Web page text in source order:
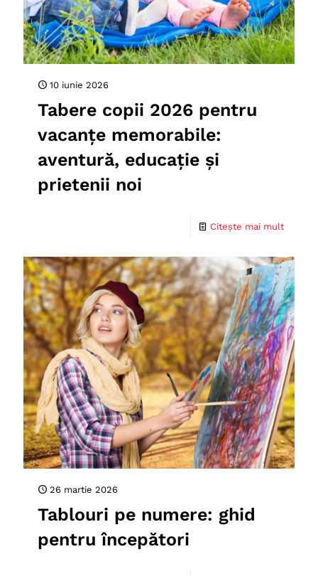
10 iunie 2026
Tabere copii 2026 pentru
vacanțe memorabile:
aventură, educație și
prietenii noi
Citește mai mult
26 martie 2026
Tablouri pe numere: ghid
pentru începători